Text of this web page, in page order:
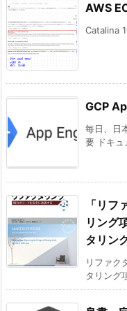
AWS
Catalina
GCP
毎日、日
要 ドキュ
「リフ
リング
タリン
リファク
タリング